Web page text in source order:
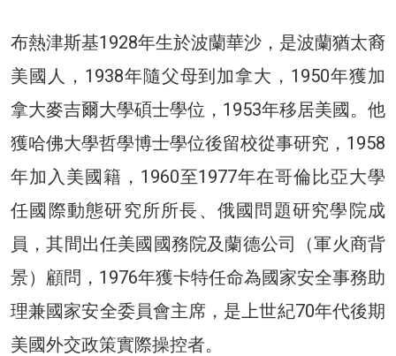
布熱津斯基1928年生於波蘭華沙，是波蘭猶太裔
美國人，1938年隨父母到加拿大，1950年獲加
拿大麥吉爾大學碩士學位，1953年移居美國。他
獲哈佛大學哲學博士學位後留校從事研究，1958
年加入美國籍，1960至1977年在哥倫比亞大學
任國際動態研究所所長、俄國問題研究學院成
員，其間出任美國國務院及蘭德公司（軍火商背
景）顧問，1976年獲卡特任命為國家安全事務助
理兼國家安全委員會主席，是上世紀70年代後期
美國外交政策實際操控者。